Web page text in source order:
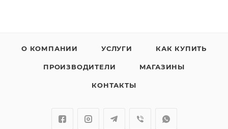
О КОМПАНИИ УСЛУГИ КАК КУПИТЬ
ПРОИЗВОДИТЕЛИ МАГАЗИНЫ
КОНТАКТЫ